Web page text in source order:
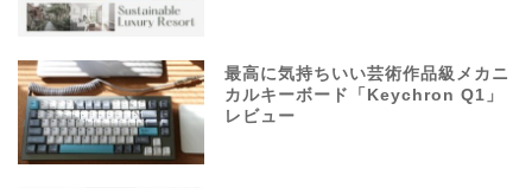
最高に気持ちいい芸術作品級メカニ
カルキーボード「Keychron Q1」
レビュー